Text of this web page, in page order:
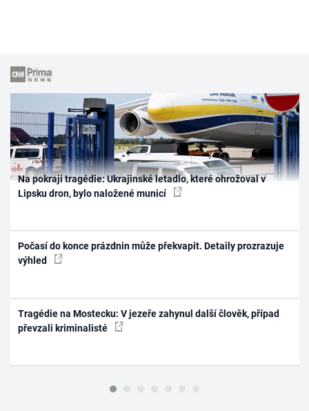
Na pokraji tragédie: Ukrajinské letadlo, které ohrožoval v
Lipsku dron, bylo naložené municí
Počasí do konce prázdnin může překvapit. Detaily prozrazuje
výhled
Tragédie na Mostecku: V jezeře zahynul další člověk, případ
převzali kriminalisté